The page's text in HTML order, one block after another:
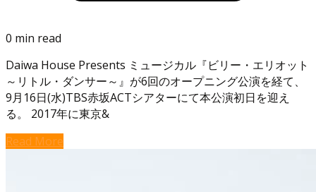
0 min read
Daiwa House Presents ミュージカル『ビリー・エリオット
～リトル・ダンサー～』が6回のオープニング公演を経て、
9月16日(水)TBS赤坂ACTシアターにて本公演初日を迎え
る。 2017年に東京&
Read More